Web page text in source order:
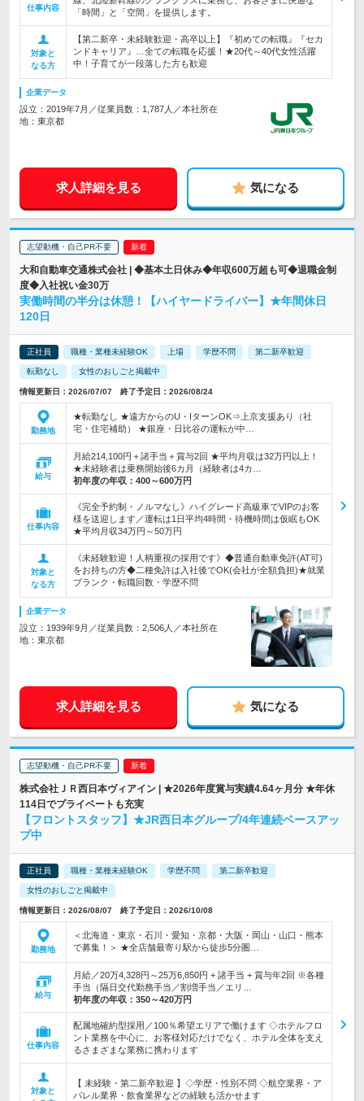
仕事内容
「時間」と「空間」を提供します。
対象と
なる方
【第二新卒・未経験歓迎・高卒以上】『初めての転職』『セカ
ンドキャリア』…全ての転職を応援！★20代～40代女性活躍
中！子育てが一段落した方も歓迎
企業データ
設立：2019年7月／従業員数：1,787人／本社所在
地：東京都
求人詳細を見る 気になる
志望動機・自己PR不要
大和自動車交通株式会社 | ◆基本土日休み◆年収600万超も可◆退職金制
度◆入社祝い金30万
実働時間の半分は休憩！【ハイヤードライバー】★年間休日
120日
正社員 職種・業種未経験OK 上場 学歴不問 第二新卒歓迎
転勤なし 女性のおしごと掲載中
情報更新日：2026/07/07 終了予定日：2026/08/24
勤務地
★転勤なし ★遠方からのU・IターンOK⇒上京支援あり（社
宅・住宅補助） ★銀座・日比谷の運転が中…
給与
月給214,100円＋諸手当＋賞与2回 ★平均月収は32万円以上！
★未経験者は乗務開始後6カ月（経験者は4カ…
初年度の年収： 400～600万円
仕事内容
《完全予約制・ノルマなし》ハイグレード高級車でVIPのお客
様を送迎します／運転は1日平均4時間・待機時間は仮眠もOK
★平均月収34万円～50万円
対象と
なる方
《未経験歓迎！人柄重視の採用です》◆普通自動車免許(AT可)
をお持ちの方◆二種免許は入社後でOK(会社が全額負担)★就業
ブランク・転職回数・学歴不問
企業データ
設立：1939年9月／従業員数：2,506人／本社所在
地：東京都
求人詳細を見る 気になる
志望動機・自己PR不要
株式会社ＪＲ西日本ヴィアイン | ★2026年度賞与実績4.64ヶ月分 ★年休
114日でプライベートも充実
【フロントスタッフ】★JR西日本グループ/4年連続ベースアッ
プ中
正社員 職種・業種未経験OK 学歴不問 第二新卒歓迎
女性のおしごと掲載中
情報更新日：2026/08/07 終了予定日：2026/10/08
勤務地
＜北海道・東京・石川・愛知・京都・大阪・岡山・山口・熊本
で募集！＞ ★全店舗最寄り駅から徒歩5分圏…
給与
月給／20万4,328円～25万6,850円 + 諸手当 + 賞与年2回 ※各種
手当（隔日交代勤務手当／割増手当／エリ…
初年度の年収： 350～420万円
仕事内容
配属地確約型採用／100％希望エリアで働けます ◇ホテルフロ
ント業務を中心に、お客様対応だけでなく、ホテル全体を支え
るさまざまな業務に携わります
対象と
【 未経験・第二新卒歓迎 】◇学歴・性別不問 ◇航空業界・ア
パレル業界・飲食業界などの経験も活かせます